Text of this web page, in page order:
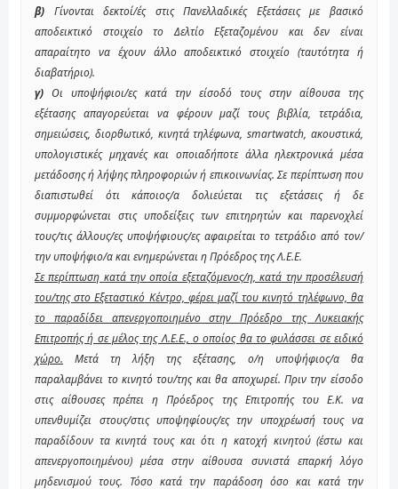
β) Γίνονται δεκτοί/ές στις Πανελλαδικές Εξετάσεις με βασικό
αποδεικτικό στοιχείο το Δελτίο Εξεταζομένου και δεν είναι
απαραίτητο να έχουν άλλο αποδεικτικό στοιχείο (ταυτότητα ή
διαβατήριο).
γ) Οι υποψήφιοι/ες κατά την είσοδό τους στην αίθουσα της
εξέτασης απαγορεύεται να φέρουν μαζί τους βιβλία, τετράδια,
σημειώσεις, διορθωτικό, κινητά τηλέφωνα, smartwatch, ακουστικά,
υπολογιστικές μηχανές και οποιαδήποτε άλλα ηλεκτρονικά μέσα
μετάδοσης ή λήψης πληροφοριών ή επικοινωνίας. Σε περίπτωση που
διαπιστωθεί ότι κάποιος/α δολιεύεται τις εξετάσεις ή δε
συμμορφώνεται στις υποδείξεις των επιτηρητών και παρενοχλεί
τους/τις άλλους/ες υποψήφιους/ες αφαιρείται το τετράδιο από τον/
την υποψήφιο/α και ενημερώνεται η Πρόεδρος της Λ.Ε.Ε.
Σε περίπτωση κατά την οποία εξεταζόμενος/η, κατά την προσέλευσή
του/της στο Εξεταστικό Κέντρο, φέρει μαζί του κινητό τηλέφωνο, θα
το παραδίδει απενεργοποιημένο στην Πρόεδρο της Λυκειακής
Επιτροπής ή σε μέλος της Λ.Ε.Ε., ο οποίος θα το φυλάσσει σε ειδικό
χώρο. Μετά τη λήξη της εξέτασης, ο/η υποψήφιος/α θα
παραλαμβάνει το κινητό του/της και θα αποχωρεί. Πριν την είσοδο
στις αίθουσες πρέπει η Πρόεδρος της Επιτροπής του Ε.Κ. να
υπενθυμίζει στους/στις υποψηφίους/ες την υποχρέωσή τους να
παραδίδουν τα κινητά τους και ότι η κατοχή κινητού (έστω και
απενεργοποιημένου) μέσα στην αίθουσα συνιστά επαρκή λόγο
μηδενισμού τους. Τόσο κατά την παράδοση όσο και κατά την